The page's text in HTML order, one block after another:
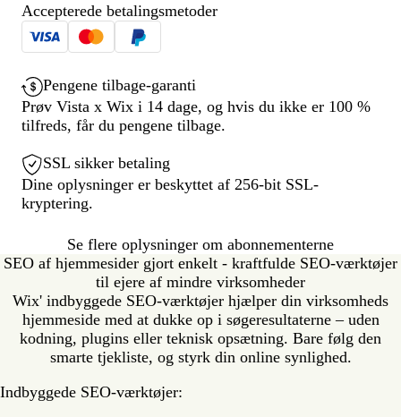
Accepterede betalingsmetoder
Pengene tilbage-garanti
Prøv Vista x Wix i 14 dage, og hvis du ikke er 100 %
tilfreds, får du pengene tilbage.
SSL sikker betaling
Dine oplysninger er beskyttet af 256-bit SSL-
kryptering.
Se flere oplysninger om abonnementerne
SEO af hjemmesider gjort enkelt - kraftfulde SEO-værktøjer
til ejere af mindre virksomheder
Wix' indbyggede SEO-værktøjer hjælper din virksomheds
hjemmeside med at dukke op i søgeresultaterne – uden
kodning, plugins eller teknisk opsætning. Bare følg den
smarte tjekliste, og styrk din online synlighed.
Indbyggede SEO-værktøjer: